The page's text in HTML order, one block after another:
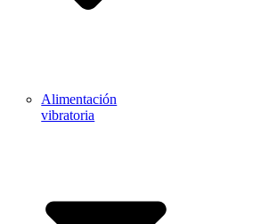
Alimentación
vibratoria